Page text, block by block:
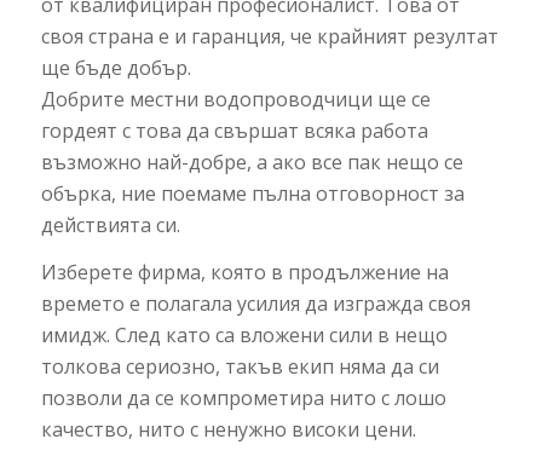
своя страна е и гаранция, че крайният резултат
ще бъде добър.
Добрите местни водопроводчици ще се
гордеят с това да свършат всяка работа
възможно най-добре, а ако все пак нещо се
обърка, ние поемаме пълна отговорност за
действията си.
Изберете фирма, която в продължение на
времето е полагала усилия да изгражда своя
имидж. След като са вложени сили в нещо
толкова сериозно, такъв екип няма да си
позволи да се компрометира нито с лошо
качество, нито с ненужно високи цени.